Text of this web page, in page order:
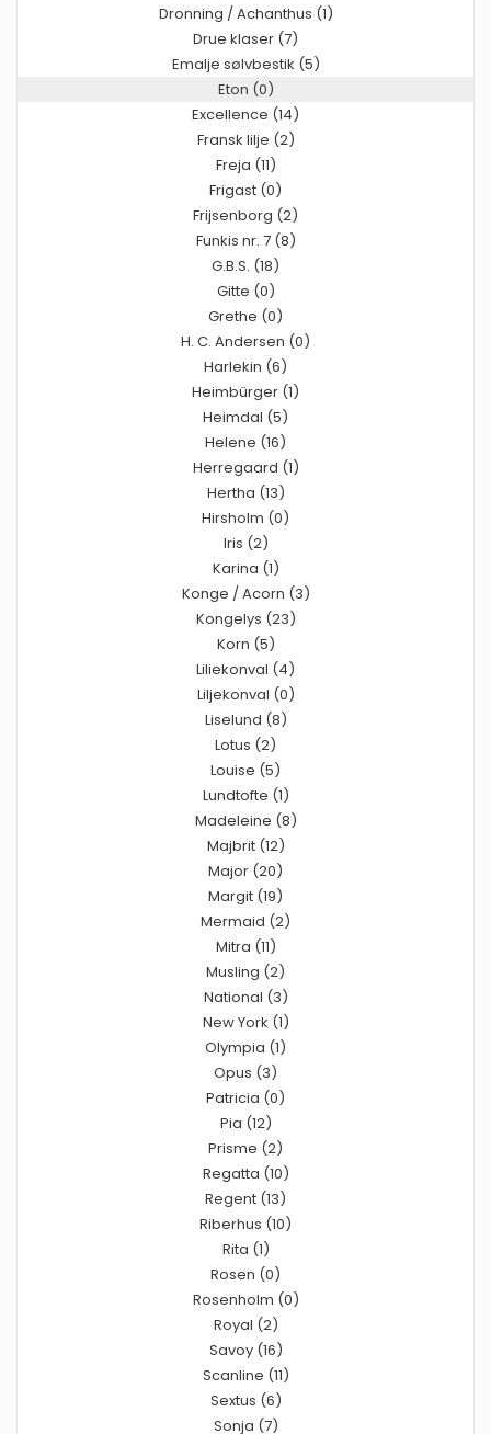
Dronning / Achanthus (1)
Drue klaser (7)
Emalje sølvbestik (5)
Eton (0)
Excellence (14)
Fransk lilje (2)
Freja (11)
Frigast (0)
Frijsenborg (2)
Funkis nr. 7 (8)
G.B.S. (18)
Gitte (0)
Grethe (0)
H. C. Andersen (0)
Harlekin (6)
Heimbürger (1)
Heimdal (5)
Helene (16)
Herregaard (1)
Hertha (13)
Hirsholm (0)
Iris (2)
Karina (1)
Konge / Acorn (3)
Kongelys (23)
Korn (5)
Liliekonval (4)
Liljekonval (0)
Liselund (8)
Lotus (2)
Louise (5)
Lundtofte (1)
Madeleine (8)
Majbrit (12)
Major (20)
Margit (19)
Mermaid (2)
Mitra (11)
Musling (2)
National (3)
New York (1)
Olympia (1)
Opus (3)
Patricia (0)
Pia (12)
Prisme (2)
Regatta (10)
Regent (13)
Riberhus (10)
Rita (1)
Rosen (0)
Rosenholm (0)
Royal (2)
Savoy (16)
Scanline (11)
Sextus (6)
Sonja (7)